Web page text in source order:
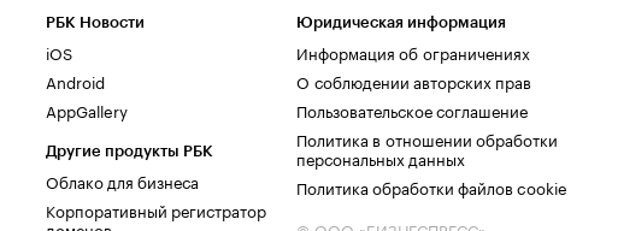
РБК Новости
iOS
Android
AppGallery
Другие продукты РБК
Облако для бизнеса
Корпоративный регистратор
Юридическая информация
Информация об ограничениях
О соблюдении авторских прав
Пользовательское соглашение
Политика в отношении обработки
персональных данных
Политика обработки файлов cookie